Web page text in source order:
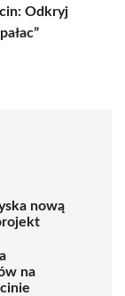
Odkryj
nową
na